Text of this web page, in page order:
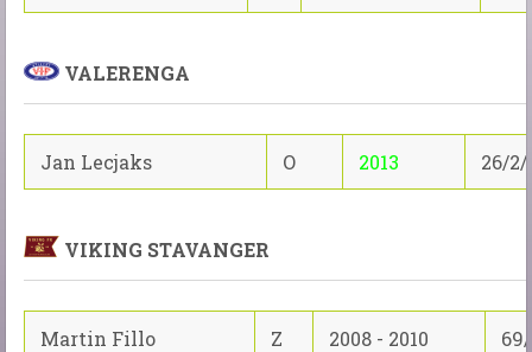
VALERENGA
Jan Lecjaks O 2013 26/2/
VIKING STAVANGER
Martin Fillo Z 2008 - 2010